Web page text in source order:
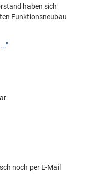
haben sich
Funktionsneubau
noch per E-Mail